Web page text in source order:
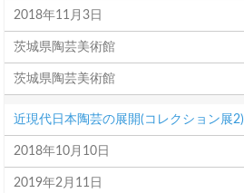
2018年11月3日
茨城県陶芸美術館
茨城県陶芸美術館
近現代日本陶芸の展開(コレクション展2)
2018年10月10日
2019年2月11日